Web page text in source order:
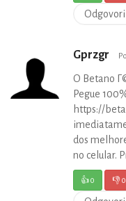
Gprzgr
O Betano
Pegue
https://
dos
no celular.
👍0 👎0